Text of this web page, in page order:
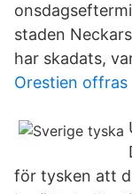
staden
har skadats,
Orestien offras
för tysken att